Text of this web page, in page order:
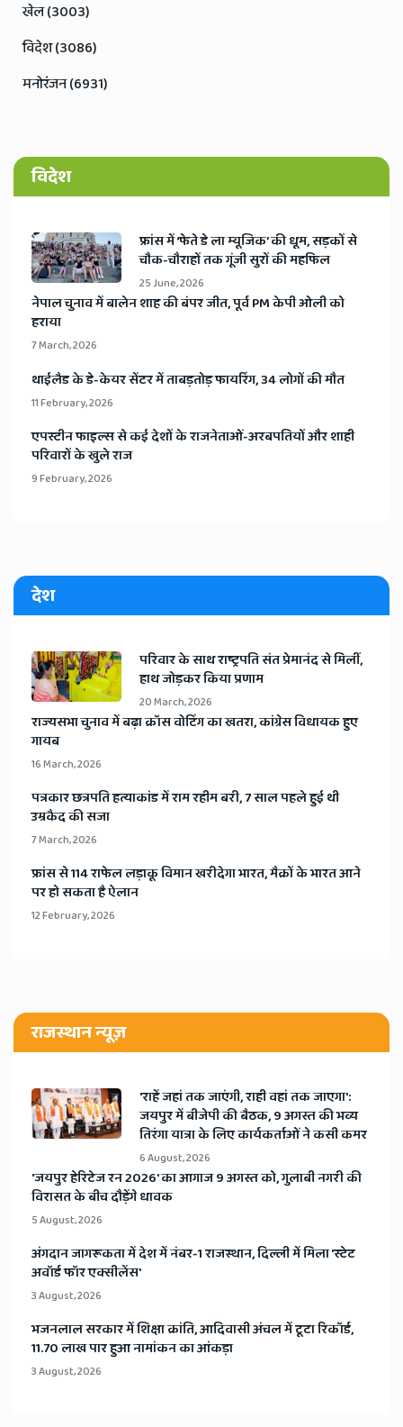
खेल (3003)
विदेश (3086)
मनोरंजन (6931)
विदेश
​फ्रांस में ‘फेते डे ला म्यूजिक’ की धूम, सड़कों से
चौक-चौराहों तक गूंजी सुरों की महफिल
25 June, 2026
​नेपाल चुनाव में बालेन शाह की बंपर जीत, पूर्व PM केपी ओली को
हराया
7 March, 2026
​थाईलैड के डे-केयर सेंटर में ताबड़तोड़ फायरिंग, 34 लोगों की मौत
11 February, 2026
​एपस्टीन फाइल्स से कई देशों के राजनेताओं-अरबपतियों और शाही
परिवारों के खुले राज
9 February, 2026
देश
​परिवार के साथ राष्ट्रपति संत प्रेमानंद से मिलीं,
हाथ जोड़कर किया प्रणाम
20 March, 2026
​राज्यसभा चुनाव में बढ़ा क्रॉस वोटिंग का खतरा, कांग्रेस विधायक हुए
गायब
16 March, 2026
​पत्रकार छत्रपति हत्याकांड में राम रहीम बरी, 7 साल पहले हुई थी
उम्रकैद की सजा
7 March, 2026
​फ्रांस से 114 राफेल लड़ाकू विमान खरीदेगा भारत, मैक्रों के भारत आने
पर हो सकता है ऐलान
12 February, 2026
राजस्थान न्यूज़
'राहें जहां तक जाएंगी, राही वहां तक जाएगा':
जयपुर में बीजेपी की बैठक, 9 अगस्त की भव्य
तिरंगा यात्रा के लिए कार्यकर्ताओं ने कसी कमर
6 August, 2026
​'जयपुर हेरिटेज रन 2026' का आगाज 9 अगस्त को, गुलाबी नगरी की
विरासत के बीच दौड़ेंगे धावक
5 August, 2026
अंगदान जागरूकता में देश में नंबर-1 राजस्थान, दिल्ली में मिला 'स्टेट
अवॉर्ड फॉर एक्सीलेंस'
3 August, 2026
भजनलाल सरकार में शिक्षा क्रांति, आदिवासी अंचल में टूटा रिकॉर्ड,
11.70 लाख पार हुआ नामांकन का आंकड़ा
3 August, 2026